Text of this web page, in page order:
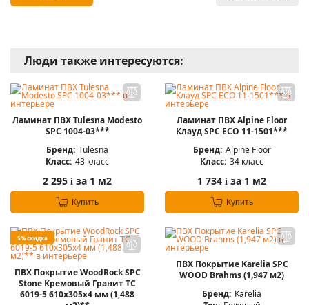
Люди также интересуются:
Ламинат ПВХ Tulesna Modesto
SPC 1004-03***
Бренд: Tulesna
Класс: 43 класс
2 295 i за 1 м2
Купить
Ламинат ПВХ Alpine Floor
Клауд SPC ЕСО 11-1501***
Бренд: Alpine Floor
Класс: 34 класс
1 734 i за 1 м2
Купить
5% скидка
ПВХ Покрытие WoodRock SPC
Stone Кремовый Гранит TC
6019-5 610х305х4 мм (1,488
ПВХ Покрытие Karelia SPC
WOOD Brahms (1,947 м2)
Бренд: Karelia